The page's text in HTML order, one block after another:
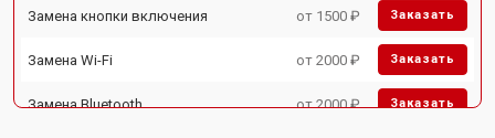
Замена кнопки включения от 1500 ₽ Заказать
Замена Wi-Fi от 2000 ₽ Заказать
Замена Bluetooth от 2000 ₽ Заказать